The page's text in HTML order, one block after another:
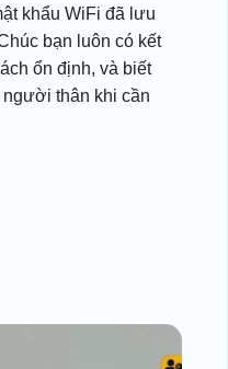
khẩu WiFi đã lưu
bạn luôn có kết
ổn định, và biết
thân khi cần